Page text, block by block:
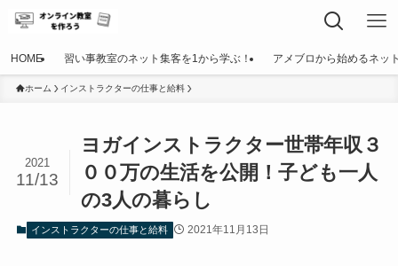
HOME 習い事教室のネット集客を1から学ぶ！ アメブロから始めるネッ
ホーム インストラクターの仕事と給料
ヨガインストラクター世帯年収３
００万の生活を公開！子ども一人
の3人の暮らし
2021
11/13
インストラクターの仕事と給料 2021年11月13日